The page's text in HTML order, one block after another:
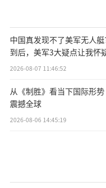
中国真发现不了美军无人
到后，美军3大疑点让我怀
如此
2026-08-07 11:46:52
从《制胜》看当下国际形
震撼全球
2026-08-06 14:45:19